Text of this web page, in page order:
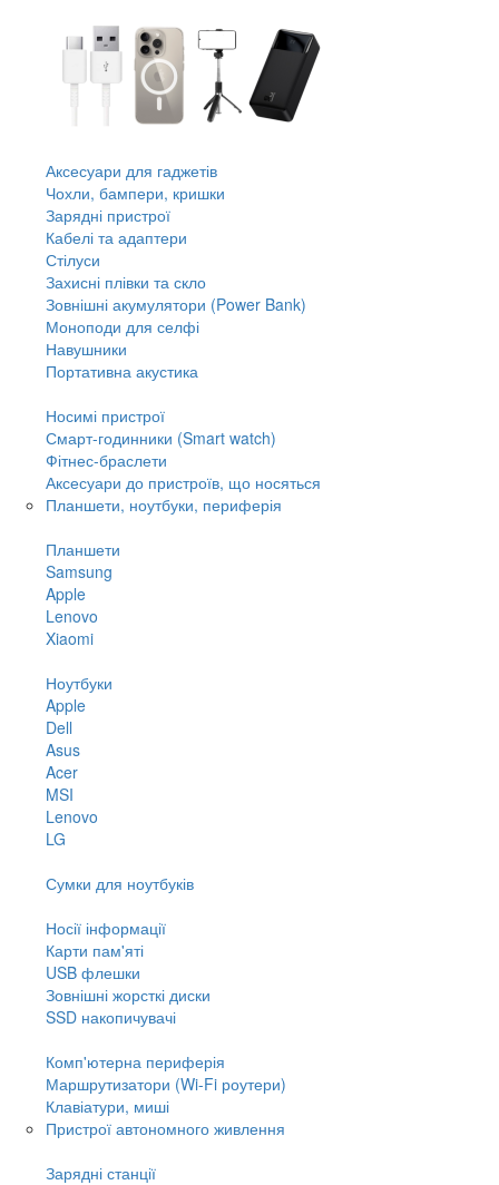
Аксесуари для гаджетів
Чохли, бампери, кришки
Зарядні пристрої
Кабелі та адаптери
Стілуси
Захисні плівки та скло
Зовнішні акумулятори (Power Bank)
Моноподи для селфі
Навушники
Портативна акустика
Носимі пристрої
Смарт-годинники (Smart watch)
Фітнес-браслети
Аксесуари до пристроїв, що носяться
Планшети, ноутбуки, периферія
Планшети
Samsung
Apple
Lenovo
Xiaomi
Ноутбуки
Apple
Dell
Asus
Acer
MSI
Lenovo
LG
Сумки для ноутбуків
Носії інформації
Карти пам'яті
USB флешки
Зовнішні жорсткі диски
SSD накопичувачі
Комп'ютерна периферія
Маршрутизатори (Wi-Fi роутери)
Клавіатури, миші
Пристрої автономного живлення
Зарядні станції